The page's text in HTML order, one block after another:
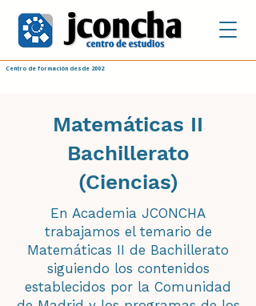
Centro de formación desde 2002
Matemáticas II
Bachillerato
(Ciencias)
En Academia JCONCHA
trabajamos el temario de
Matemáticas II de Bachillerato
siguiendo los contenidos
establecidos por la Comunidad